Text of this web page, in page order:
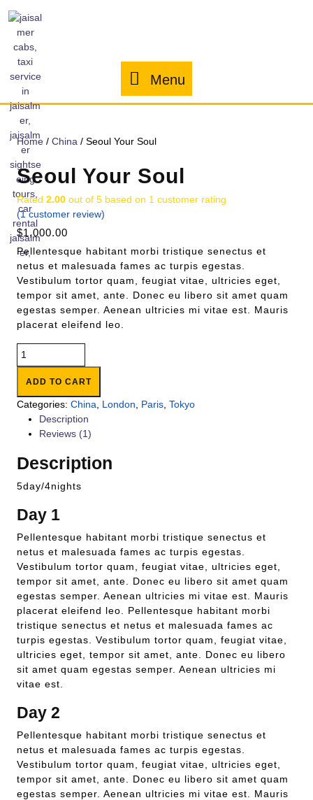
Menu
Home / China / Seoul Your Soul
Seoul Your Soul
Rated 2.00 out of 5 based on 1 customer rating
(1customer review)
$1,000.00
Pellentesque habitant morbi tristique senectus et
netus et malesuada fames ac turpis egestas.
Vestibulum tortor quam, feugiat vitae, ultricies eget,
tempor sit amet, ante. Donec eu libero sit amet quam
egestas semper. Aenean ultricies mi vitae est. Mauris
placerat eleifend leo.
ADD TO CART
Categories: China London Paris Tokyo
Description
Reviews (1)
Description
5day/4nights
Day 1
Pellentesque habitant morbi tristique senectus et
netus et malesuada fames ac turpis egestas.
Vestibulum tortor quam, feugiat vitae, ultricies eget,
tempor sit amet, ante. Donec eu libero sit amet quam
egestas semper. Aenean ultricies mi vitae est. Mauris
placerat eleifend leo. Pellentesque habitant morbi
tristique senectus et netus et malesuada fames ac
turpis egestas. Vestibulum tortor quam, feugiat vitae,
ultricies eget, tempor sit amet, ante. Donec eu libero
sit amet quam egestas semper. Aenean ultricies mi
vitae est.
Day 2
Pellentesque habitant morbi tristique senectus et
netus et malesuada fames ac turpis egestas.
Vestibulum tortor quam, feugiat vitae, ultricies eget,
tempor sit amet, ante. Donec eu libero sit amet quam
egestas semper. Aenean ultricies mi vitae est. Mauris